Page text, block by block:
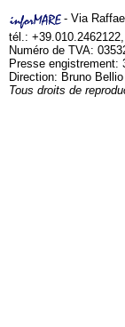
- Via
tél.:
Numéro de TVA:
Presse engistrement:
Direction: Bruno Bellio
Tous droits de